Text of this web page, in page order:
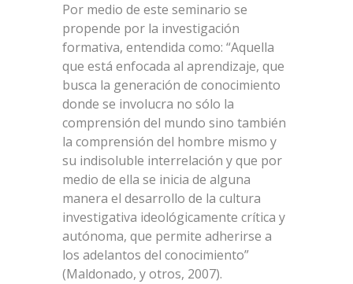
Por medio de este seminario se
propende por la investigación
formativa, entendida como: “Aquella
que está enfocada al aprendizaje, que
busca la generación de conocimiento
donde se involucra no sólo la
comprensión del mundo sino también
la comprensión del hombre mismo y
su indisoluble interrelación y que por
medio de ella se inicia de alguna
manera el desarrollo de la cultura
investigativa ideológicamente crítica y
autónoma, que permite adherirse a
los adelantos del conocimiento”
(Maldonado, y otros, 2007).